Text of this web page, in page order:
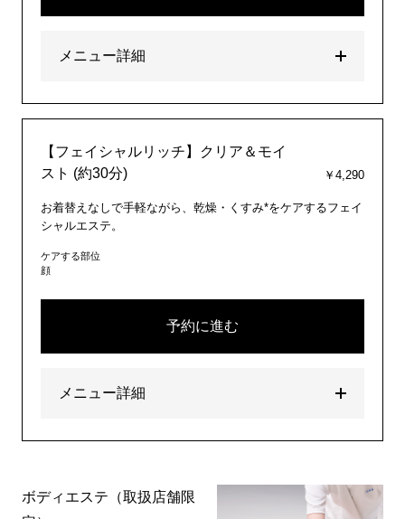
メニュー詳細
【フェイシャルリッチ】クリア＆モイ
スト (約30分)
￥4,290
お着替えなしで手軽ながら、乾燥・くすみ*をケアするフェイ
シャルエステ。
ケアする部位
顔
予約に進む
メニュー詳細
ボディエステ（取扱店舗限